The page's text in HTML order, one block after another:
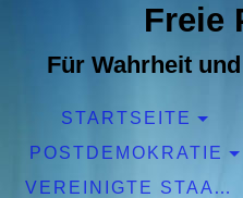
Freie
Für Wahrheit
STARTSEITE
POSTDEMOKRATIE
VEREINIGTE STAATEN EUROPA